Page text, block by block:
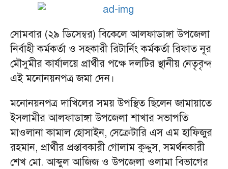
সোমবার (২৯ ডিসেম্বর) বিকেলে আলফাডাঙ্গা উপজেলা
নির্বাহী কর্মকর্তা ও সহকারী রিটার্নিং কর্মকর্তা রিফাত নূর
মৌসুমীর কার্যালয়ে প্রার্থীর পক্ষে দলটির স্থানীয় নেতৃবৃন্দ
এই মনোনয়নপত্র জমা দেন।
​মনোনয়নপত্র দাখিলের সময় উপস্থিত ছিলেন জামায়াতে
ইসলামীর আলফাডাঙ্গা উপজেলা শাখার সভাপতি
মাওলানা কামাল হোসাইন, সেক্রেটারি এস এম হাফিজুর
রহমান, প্রার্থীর প্রস্তাবকারী গোলাম কুদ্দুস, সমর্থনকারী
শেখ মো. আব্দুল আজিজ ও উপজেলা ওলামা বিভাগের